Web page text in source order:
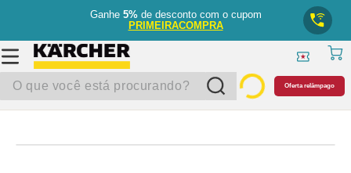
Ganhe 5%de desconto com o cupom
PRIMEIRACOMPRA
O que você está procurando? Oferta relâmpago